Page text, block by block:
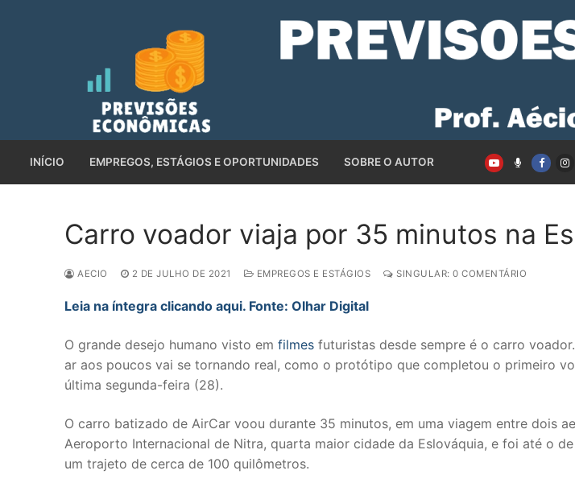
INÍCIO EMPREGOS, ESTÁGIOS E OPORTUNIDADES SOBRE O AUTOR
Carro voador viaja por 35 minutos na
AECIO 2 DE JULHO DE 2021 EMPREGOS E ESTÁGIOS SINGULAR: 0 COMENTÁRIO
Leia na íntegra clicando aqui. Fonte: Olhar Digital
O grande desejo humano visto em filmes futuristas desde sempre é o carro
ar aos poucos vai se tornando real, como o protótipo que completou o primeiro
última segunda-feira (28).
O carro batizado de AirCar voou durante 35 minutos, em uma viagem entre dois
Aeroporto Internacional de Nitra, quarta maior cidade da Eslováquia, e foi até o
um trajeto de cerca de 100 quilômetros.